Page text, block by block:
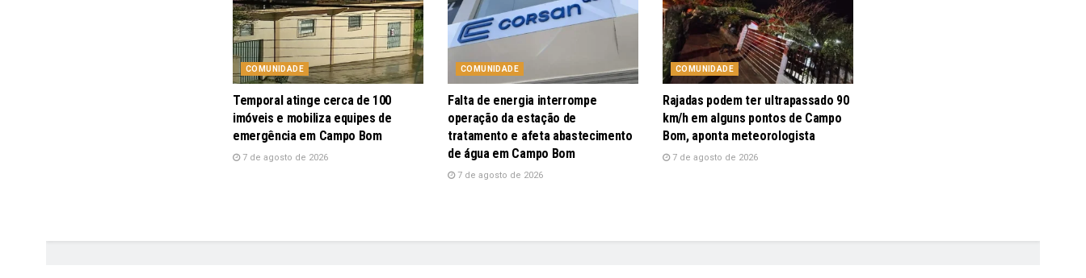
COMUNIDADE
Temporal atinge cerca de 100
imóveis e mobiliza equipes de
emergência em Campo Bom
7 de agosto de 2026
COMUNIDADE
Falta de energia interrompe
operação da estação de
tratamento e afeta abastecimento
de água em Campo Bom
7 de agosto de 2026
COMUNIDADE
Rajadas podem ter ultrapassado 90
km/h em alguns pontos de Campo
Bom, aponta meteorologista
7 de agosto de 2026